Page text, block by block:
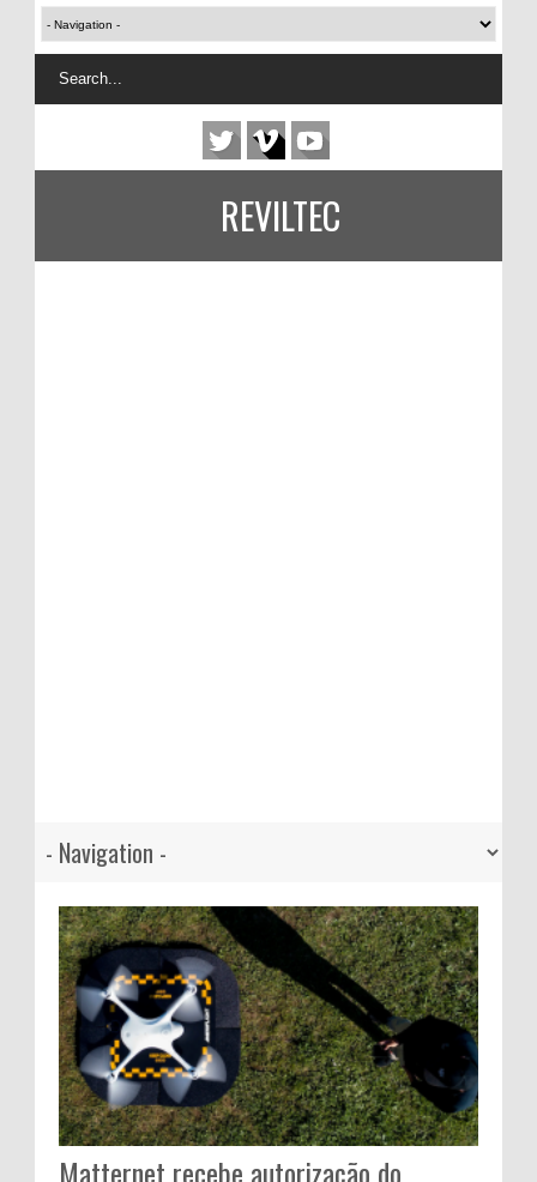
REVILTEC
Matternet recebe autorização do